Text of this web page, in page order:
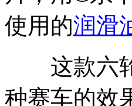
使用的润滑
这款六轮
种赛车的效